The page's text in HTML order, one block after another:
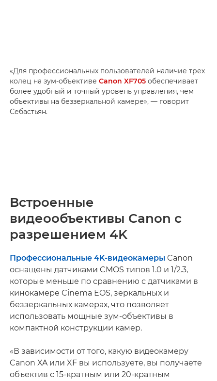
«Для профессиональных пользователей наличие трех
колец на зум-объективе Canon XF705 обеспечивает
более удобный и точный уровень управления, чем
объективы на беззеркальной камере», — говорит
Себастьян.
Встроенные
видеообъективы Canon с
разрешением 4K
Профессиональные 4K-видеокамеры Canon
оснащены датчиками CMOS типов 1.0 и 1/2.3,
которые меньше по сравнению с датчиками в
кинокамере Cinema EOS, зеркальных и
беззеркальных камерах, что позволяет
использовать мощные зум-объективы в
компактной конструкции камер.
«В зависимости от того, какую видеокамеру
Canon XA или XF вы используете, вы получаете
объектив с 15-кратным или 20-кратным